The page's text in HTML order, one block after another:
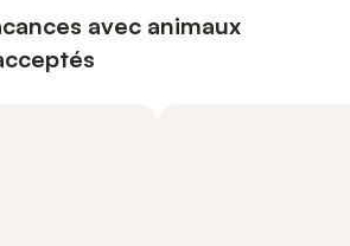
avec animaux